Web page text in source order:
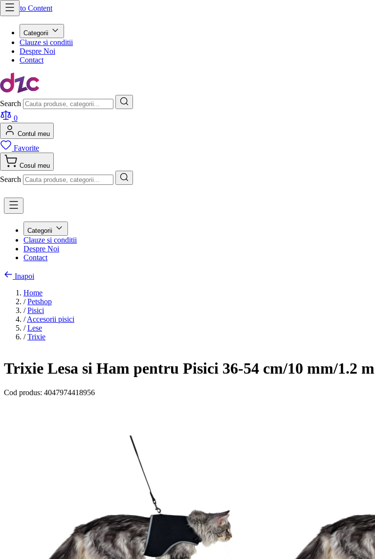
Skip to Content
Categorii
Clauze si conditii
Despre Noi
Contact
Search
0
Contul meu
Favorite
Cosul meu
Search
Categorii
Clauze si conditii
Despre Noi
Contact
Inapoi
Home
/ Petshop
/ Pisici
/ Accesorii pisici
/ Lese
/ Trixie
Trixie Lesa si Ham pentru Pisici 36-54 cm/10 mm/1.2 m
Cod produs: 4047974418956